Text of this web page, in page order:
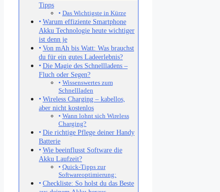
Tipps
Das Wichtigste in Kürze
Warum effiziente Smartphone
Akku Technologie heute wichtiger
ist denn je
Von mAh bis Watt: Was brauchst
du für ein gutes Ladeerlebnis?
Die Magie des Schnellladens –
Fluch oder Segen?
Wissenswertes zum
Schnellladen
Wireless Charging – kabellos,
aber nicht kostenlos
Wann lohnt sich Wireless
Charging?
Die richtige Pflege deiner Handy
Batterie
Wie beeinflusst Software die
Akku Laufzeit?
Quick-Tipps zur
Softwareoptimierung:
Checkliste: So holst du das Beste